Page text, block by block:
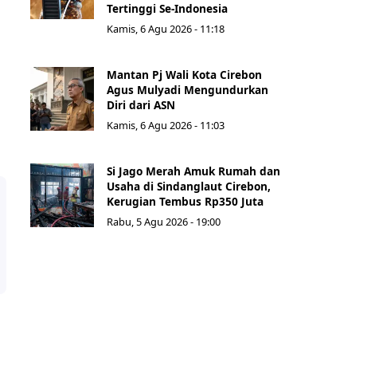
Tertinggi Se-Indonesia
Kamis, 6 Agu 2026 - 11:18
Mantan Pj Wali Kota Cirebon
Agus Mulyadi Mengundurkan
Diri dari ASN
Kamis, 6 Agu 2026 - 11:03
Si Jago Merah Amuk Rumah dan
Usaha di Sindanglaut Cirebon,
Kerugian Tembus Rp350 Juta
Rabu, 5 Agu 2026 - 19:00